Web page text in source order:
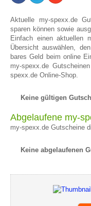
Aktuelle my-spexx.de
sparen können sowie
Einfach einen aktuellen
Übersicht auswählen,
bares Geld beim online
my-spexx.de
spexx.de Online-Shop.
Keine gültigen
Abgelaufene my-
my-spexx.de Gutscheine
Keine abgelaufenen